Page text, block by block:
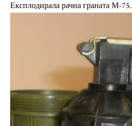
Експлодирала рачна граната М-75.